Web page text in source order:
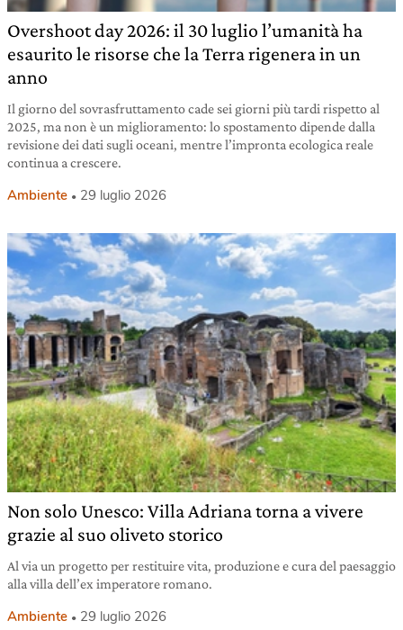
Overshoot day 2026: il 30 luglio l’umanità ha
esaurito le risorse che la Terra rigenera in un
anno
Il giorno del sovrasfruttamento cade sei giorni più tardi rispetto al
2025, ma non è un miglioramento: lo spostamento dipende dalla
revisione dei dati sugli oceani, mentre l’impronta ecologica reale
continua a crescere.
Ambiente 29 luglio 2026
Non solo Unesco: Villa Adriana torna a vivere
grazie al suo oliveto storico
Al via un progetto per restituire vita, produzione e cura del paesaggio
alla villa dell’ex imperatore romano.
Ambiente 29 luglio 2026